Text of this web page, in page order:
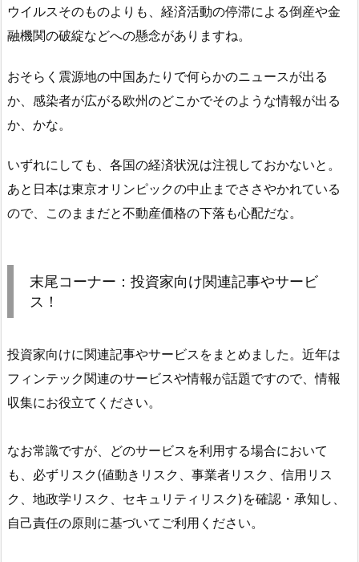
ウイルスそのものよりも、経済活動の停滞による倒産や金
融機関の破綻などへの懸念がありますね。
おそらく震源地の中国あたりで何らかのニュースが出る
か、感染者が広がる欧州のどこかでそのような情報が出る
か、かな。
いずれにしても、各国の経済状況は注視しておかないと。
あと日本は東京オリンピックの中止までささやかれている
ので、このままだと不動産価格の下落も心配だな。
末尾コーナー：投資家向け関連記事やサービ
ス！
投資家向けに関連記事やサービスをまとめました。近年は
フィンテック関連のサービスや情報が話題ですので、情報
収集にお役立てください。
なお常識ですが、どのサービスを利用する場合において
も、必ずリスク(値動きリスク、事業者リスク、信用リス
ク、地政学リスク、セキュリティリスク)を確認・承知し、
自己責任の原則に基づいてご利用ください。